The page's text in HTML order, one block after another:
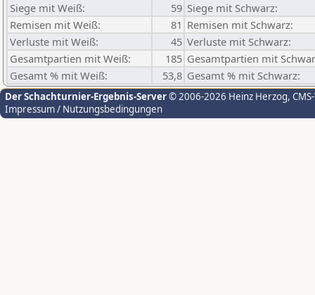
Siege mit Weiß:
59 Siege mit Schwarz:
Remisen mit Weiß:
81 Remisen mit Schwarz:
Verluste mit Weiß:
45 Verluste mit Schwarz:
Gesamtpartien mit Weiß:
185 Gesamtpartien mit
Gesamt % mit Weiß:
53,8 Gesamt % mit Schwarz:
Der Schachturnier-Ergebnis-Server© 2006-2026 Heinz Herzog,
Impressum / Nutzungsbedingungen